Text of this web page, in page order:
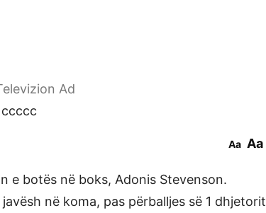
Ad
ccccc
Aa Aa
e botës në boks, Adonis Stevenson.
në koma, pas përballjes së 1 dhjetorit